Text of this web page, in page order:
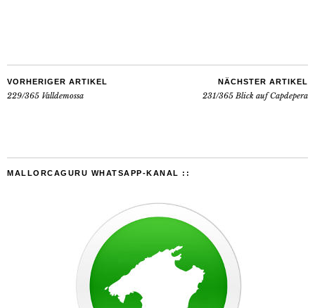
VORHERIGER ARTIKEL
229/365 Valldemossa
NÄCHSTER ARTIKEL
231/365 Blick auf Capdepera
MALLORCAGURU WHATSAPP-KANAL ::